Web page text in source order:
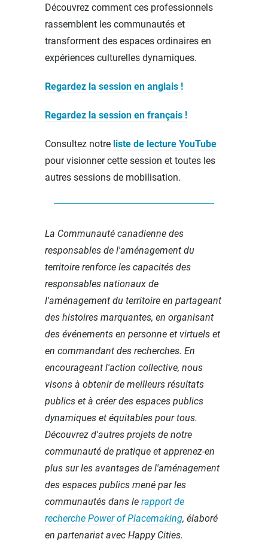
Découvrez comment ces professionnels
rassemblent les communautés et
transforment des espaces ordinaires en
expériences culturelles dynamiques.
Regardez la session en anglais !
Regardez la session en français !
Consultez notre liste de lecture YouTube
pour visionner cette session et toutes les
autres sessions de mobilisation.
La Communauté canadienne des
responsables de l'aménagement du
territoire renforce les capacités des
responsables nationaux de
l'aménagement du territoire en partageant
des histoires marquantes, en organisant
des événements en personne et virtuels et
en commandant des recherches. En
encourageant l'action collective, nous
visons à obtenir de meilleurs résultats
publics et à créer des espaces publics
dynamiques et équitables pour tous.
Découvrez d'autres projets de notre
communauté de pratique et apprenez-en
plus sur les avantages de l'aménagement
des espaces publics mené par les
communautés dans lerapport de
recherche Power of Placemaking, élaboré
en partenariat avec Happy Cities.